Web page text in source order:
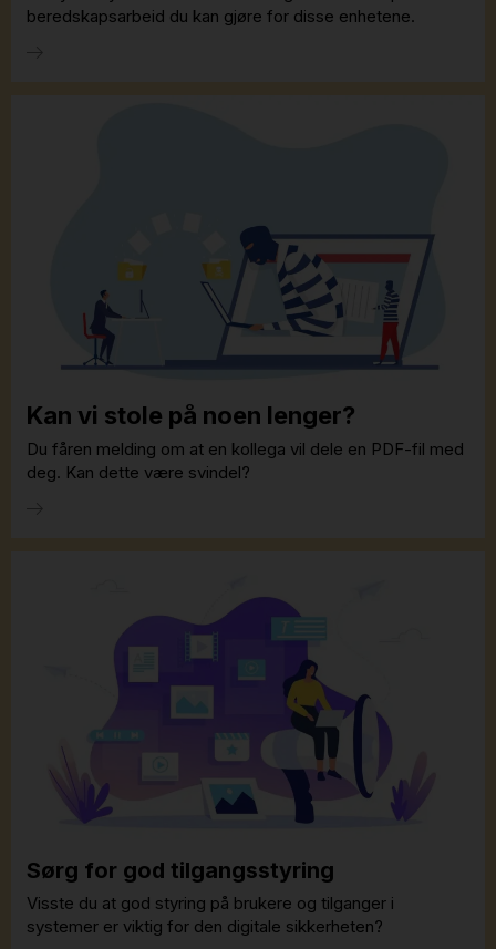
beredskapsarbeid du kan gjøre for disse enhetene.
Kan vi stole på noen lenger?
Du fåren melding om at en kollega vil dele en PDF-fil med
deg. Kan dette være svindel?
Sørg for god tilgangsstyring
Visste du at god styring på brukere og tilganger i
systemer er viktig for den digitale sikkerheten?